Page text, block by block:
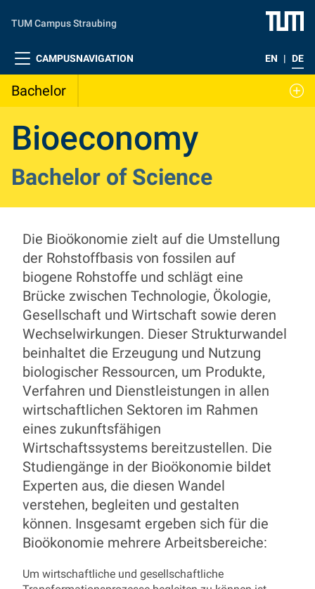
TUM Campus Straubing
CAMPUSNAVIGATION EN | DE
Bachelor
Bioeconomy
Bachelor of Science
Die Bioökonomie zielt auf die Umstellung
der Rohstoffbasis von fossilen auf
biogene Rohstoffe und schlägt eine
Brücke zwischen Technologie, Ökologie,
Gesellschaft und Wirtschaft sowie deren
Wechselwirkungen. Dieser Strukturwandel
beinhaltet die Erzeugung und Nutzung
biologischer Ressourcen, um Produkte,
Verfahren und Dienstleistungen in allen
wirtschaftlichen Sektoren im Rahmen
eines zukunftsfähigen
Wirtschaftssystems bereitzustellen. Die
Studiengänge in der Bioökonomie bildet
Experten aus, die diesen Wandel
verstehen, begleiten und gestalten
können. Insgesamt ergeben sich für die
Bioökonomie mehrere Arbeitsbereiche:
Um wirtschaftliche und gesellschaftliche